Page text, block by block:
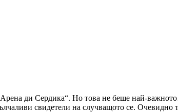
ди Сердика“. Но това не беше най-
свидетели на случващото се.